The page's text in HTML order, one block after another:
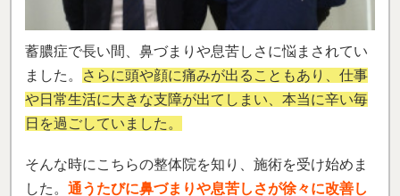
蓄膿症で長い間、鼻づまりや息苦しさに悩まされてい
ました。
さらに頭や顔に痛みが出ることもあり、仕事
や日常生活に大きな支障が出てしまい、本当に辛い毎
日を過ごしていました。
そんな時にこちらの整体院を知り、施術を受け始めま
した。 通うたびに鼻づまりや息苦しさが徐々に改善し